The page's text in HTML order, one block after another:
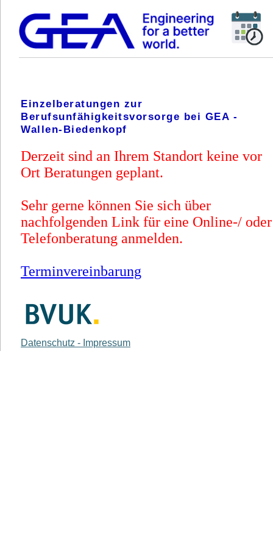
Einzelberatungen zur
Berufsunfähigkeitsvorsorge bei GEA -
Wallen-Biedenkopf
Derzeit sind an Ihrem Standort keine vor
Ort Beratungen geplant.
Sehr gerne können Sie sich über
nachfolgenden Link für eine Online-/ oder
Telefonberatung anmelden.
Terminvereinbarung
Datenschutz - Impressum